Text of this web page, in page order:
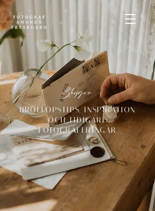
Bloggen
BRÖLLOPSTIPS, INSPIRATION
OCH TIDIGARE
FOTOGRAFERINGAR